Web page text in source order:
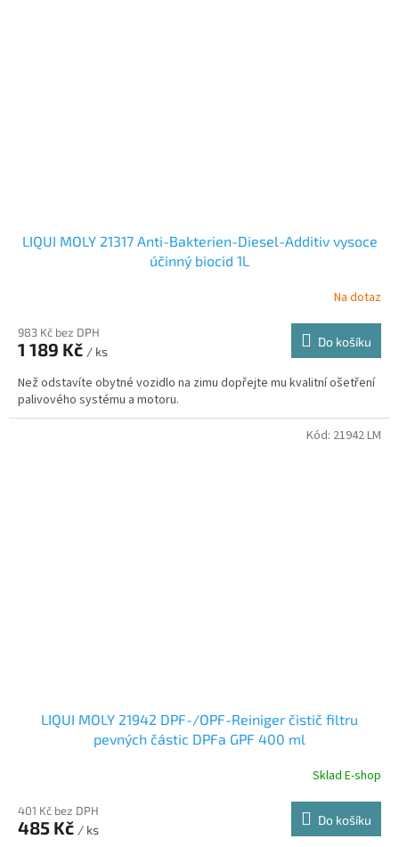
LIQUI MOLY 21317 Anti-Bakterien-Diesel-Additiv vysoce
účinný biocid 1L
Na dotaz
983 Kč bez DPH
1 189 Kč / ks
Do košíku
Než odstavíte obytné vozidlo na zimu dopřejte mu kvalitní ošetření
palivového systému a motoru.
LIQUI MOLY 21942 DPF-/OPF-Reiniger čistič filtru
pevných částic DPFa GPF 400 ml
Sklad E-shop
401 Kč bez DPH
485 Kč / ks
Do košíku
Kód: 21942 LM